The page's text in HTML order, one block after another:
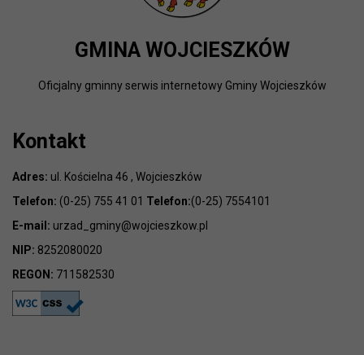
GMINA WOJCIESZKÓW
Oficjalny gminny serwis internetowy Gminy Wojcieszków
Kontakt
Adres: ul. Kościelna 46 , Wojcieszków
Telefon: (0-25) 755 41 01 Telefon:(0-25) 7554101
E-mail: urzad_gminy@wojcieszkow.pl
NIP: 8252080020
REGON: 711582530